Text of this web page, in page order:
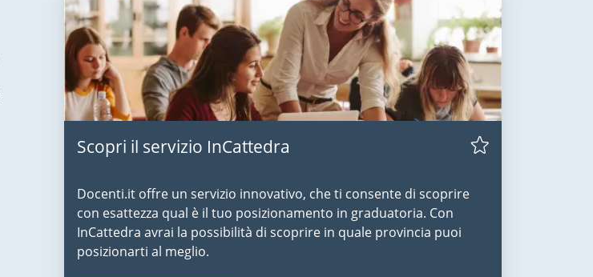
Scopri il servizio InCattedra
Docenti.it offre un servizio innovativo, che ti consente di scoprire
con esattezza qual è il tuo posizionamento in graduatoria. Con
InCattedra avrai la possibilità di scoprire in quale provincia puoi
posizionarti al meglio.